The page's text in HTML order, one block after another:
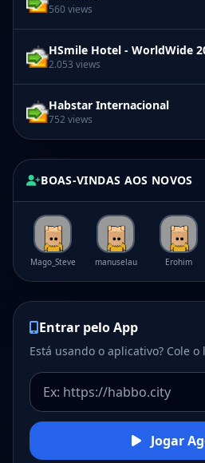
560 views
HSmile Hotel - WorldWide
2.053 views
Habstar Internacional
752 views
BOAS-VINDAS AOS NOVOS
Mago_Steve manuselau Erohim
Entrar pelo App
Está usando o aplicativo? Cole
Jogar